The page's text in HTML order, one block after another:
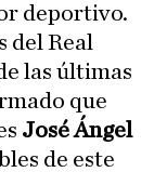
deportivo.
del Real
las últimas
que
José Ángel
de este